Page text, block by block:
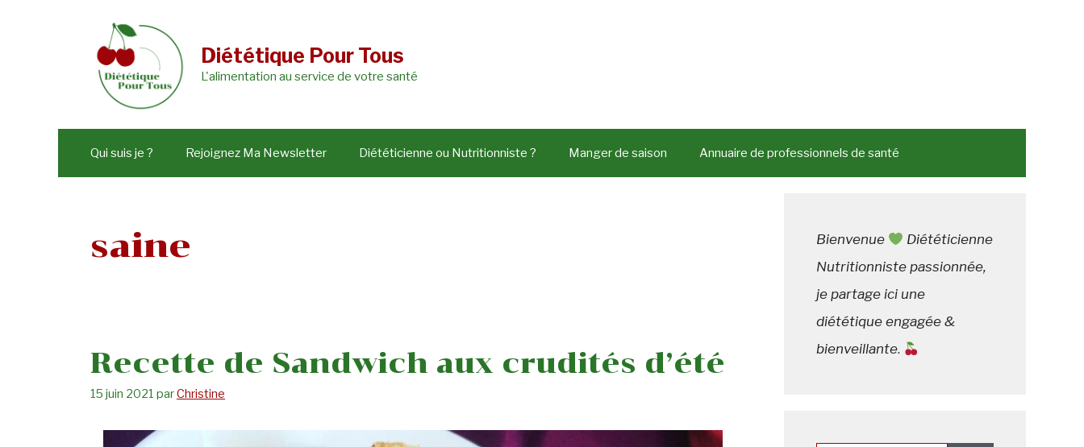
Diététique Pour Tous
L'alimentation au service de votre santé
Qui suis je ? Rejoignez Ma Newsletter Diététicienne ou Nutritionniste ? Manger de saison Annuaire de professionnels de santé
saine
Recette de Sandwich aux crudités d’été
15 juin 2021 parChristine
Bienvenue
Diététicienne
Nutritionniste passionnée,
je partage ici une
diététique engagée &
bienveillante.